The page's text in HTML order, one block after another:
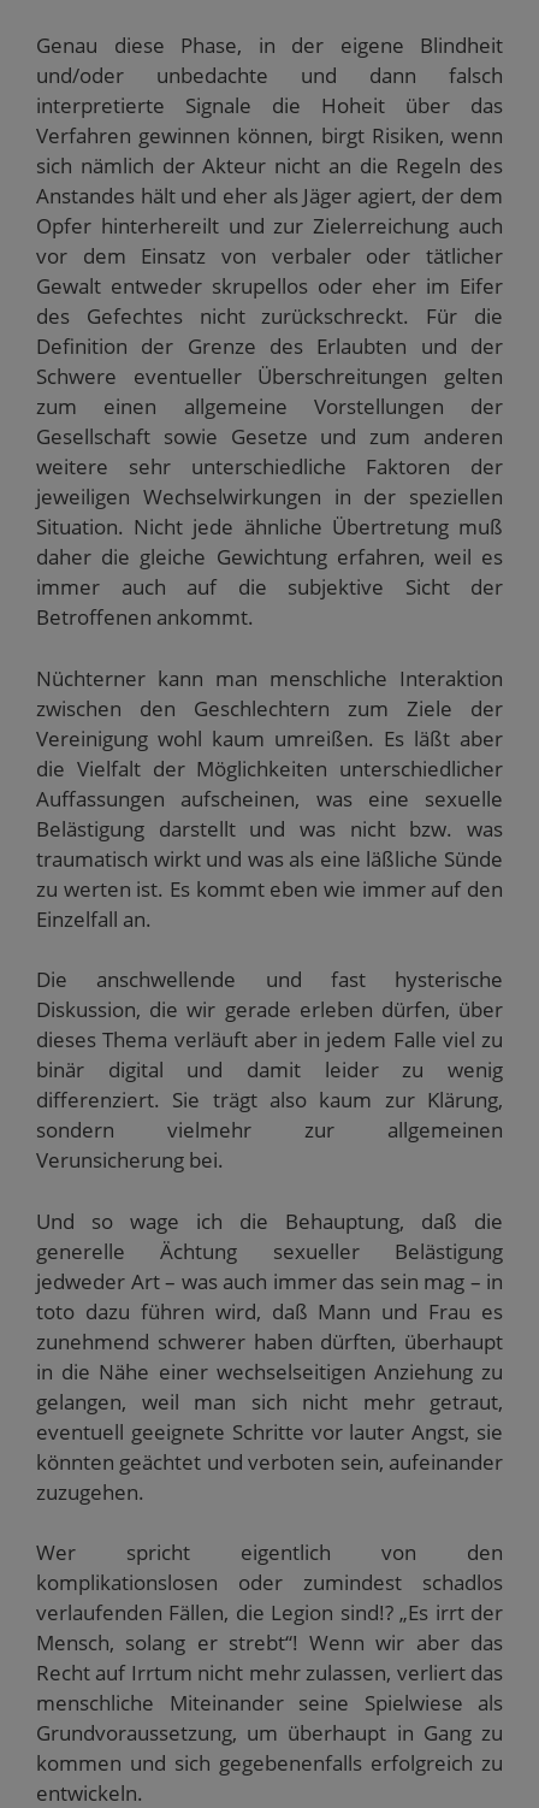
Genau diese Phase, in der eigene Blindheit
und/oder unbedachte und dann falsch
interpretierte Signale die Hoheit über das
Verfahren gewinnen können, birgt Risiken, wenn
sich nämlich der Akteur nicht an die Regeln des
Anstandes hält und eher als Jäger agiert, der dem
Opfer hinterhereilt und zur Zielerreichung auch
vor dem Einsatz von verbaler oder tätlicher
Gewalt entweder skrupellos oder eher im Eifer
des Gefechtes nicht zurückschreckt. Für die
Definition der Grenze des Erlaubten und der
Schwere eventueller Überschreitungen gelten
zum einen allgemeine Vorstellungen der
Gesellschaft sowie Gesetze und zum anderen
weitere sehr unterschiedliche Faktoren der
jeweiligen Wechselwirkungen in der speziellen
Situation. Nicht jede ähnliche Übertretung muß
daher die gleiche Gewichtung erfahren, weil es
immer auch auf die subjektive Sicht der
Betroffenen ankommt.
Nüchterner kann man menschliche Interaktion
zwischen den Geschlechtern zum Ziele der
Vereinigung wohl kaum umreißen. Es läßt aber
die Vielfalt der Möglichkeiten unterschiedlicher
Auffassungen aufscheinen, was eine sexuelle
Belästigung darstellt und was nicht bzw. was
traumatisch wirkt und was als eine läßliche Sünde
zu werten ist. Es kommt eben wie immer auf den
Einzelfall an.
Die anschwellende und fast hysterische
Diskussion, die wir gerade erleben dürfen, über
dieses Thema verläuft aber in jedem Falle viel zu
binär digital und damit leider zu wenig
differenziert. Sie trägt also kaum zur Klärung,
sondern vielmehr zur allgemeinen
Verunsicherung bei.
Und so wage ich die Behauptung, daß die
generelle Ächtung sexueller Belästigung
jedweder Art – was auch immer das sein mag – in
toto dazu führen wird, daß Mann und Frau es
zunehmend schwerer haben dürften, überhaupt
in die Nähe einer wechselseitigen Anziehung zu
gelangen, weil man sich nicht mehr getraut,
eventuell geeignete Schritte vor lauter Angst, sie
könnten geächtet und verboten sein, aufeinander
zuzugehen.
Wer spricht eigentlich von den
komplikationslosen oder zumindest schadlos
verlaufenden Fällen, die Legion sind!? „Es irrt der
Mensch, solang er strebt“! Wenn wir aber das
Recht auf Irrtum nicht mehr zulassen, verliert das
menschliche Miteinander seine Spielwiese als
Grundvoraussetzung, um überhaupt in Gang zu
kommen und sich gegebenenfalls erfolgreich zu
entwickeln.